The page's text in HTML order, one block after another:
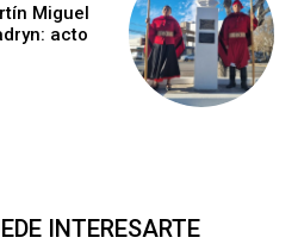
Miguel
acto
INTERESARTE